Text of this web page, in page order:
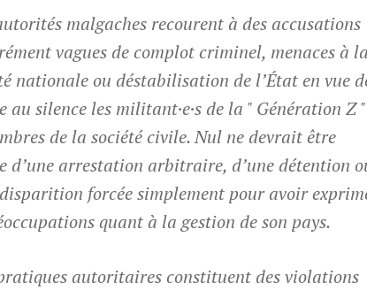
malgaches recourent à des accusations
vagues de complot criminel, menaces à
nationale ou déstabilisation de l’État en vue
au silence les militant·e·s de la " Génération Z
de la société civile. Nul ne devrait être
d’une arrestation arbitraire, d’une détention
disparition forcée simplement pour avoir
quant à la gestion de son pays.
autoritaires constituent des violations